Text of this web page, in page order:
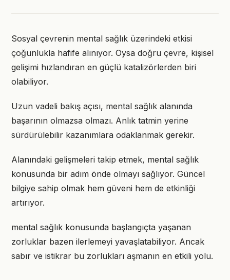
Sosyal çevrenin mental sağlık üzerindeki etkisi
çoğunlukla hafife alınıyor. Oysa doğru çevre, kişisel
gelişimi hızlandıran en güçlü katalizörlerden biri
olabiliyor.
Uzun vadeli bakış açısı, mental sağlık alanında
başarının olmazsa olmazı. Anlık tatmin yerine
sürdürülebilir kazanımlara odaklanmak gerekir.
Alanındaki gelişmeleri takip etmek, mental sağlık
konusunda bir adım önde olmayı sağlıyor. Güncel
bilgiye sahip olmak hem güveni hem de etkinliği
artırıyor.
mental sağlık konusunda başlangıçta yaşanan
zorluklar bazen ilerlemeyi yavaşlatabiliyor. Ancak
sabır ve istikrar bu zorlukları aşmanın en etkili yolu.